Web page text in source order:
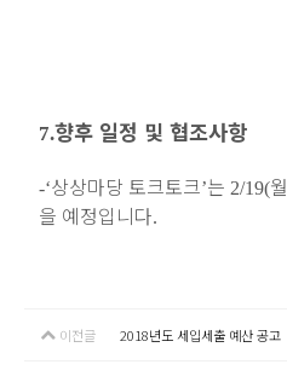
7.향후 일정 및 협조사항
-‘상상마당 토크토크’는 2/19(월
을 예정입니다.
이전글 2018년도 세입세출 예산 공고